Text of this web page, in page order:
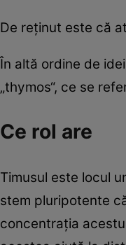
De reţinut este că
În altă ordine de
„thymos“, ce se
Ce rol are
Timusul este locul
stem pluripotente
concentraţia